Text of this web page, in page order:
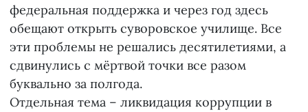
федеральная поддержка и через год здесь
обещают открыть суворовское училище. Все
эти проблемы не решались десятилетиями, а
сдвинулись с мёртвой точки все разом
буквально за полгода.
Отдельная тема – ликвидация коррупции в